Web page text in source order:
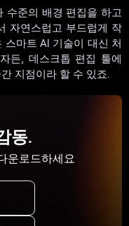
수준의 배경 편집을 하고
자연스럽고 부드럽게 작
스마트 AI 기술이 대신 처
든, 데스크톱 편집 툴에
지점이라 할 수 있죠.
동.
운로드하세요